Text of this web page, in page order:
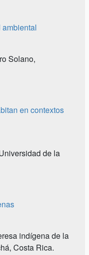
Solano,
en contextos
de la
indígena de la
Costa Rica.